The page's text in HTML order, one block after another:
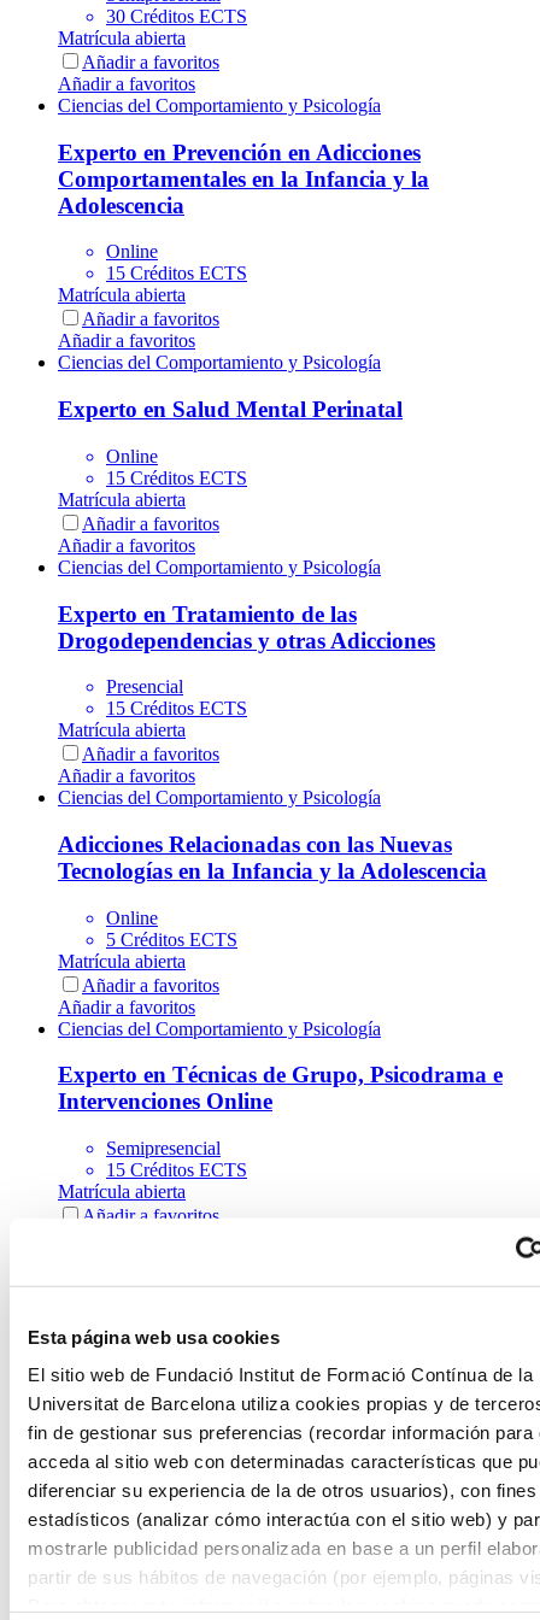
Esta página web usa cookies
El sitio web de Fundació Institut de Formació Contínua de la
Universitat de Barcelona utiliza cookies propias y de
fin de gestionar sus preferencias (recordar información para
acceda al sitio web con determinadas características que
diferenciar su experiencia de la de otros usuarios), con fines
estadísticos (analizar cómo interactúa con el sitio web) y
mostrarle publicidad personalizada en base a un perfil
partir de sus hábitos de navegación (por ejemplo, páginas
30 Créditos ECTS
Matrícula abierta
Añadir a favoritos
Añadir a favoritos
Ciencias del Comportamiento y Psicología
Experto en Prevención en Adicciones
Comportamentales en la Infancia y la
Adolescencia
Online
15 Créditos ECTS
Matrícula abierta
Añadir a favoritos
Añadir a favoritos
Ciencias del Comportamiento y Psicología
Experto en Salud Mental Perinatal
Online
15 Créditos ECTS
Matrícula abierta
Añadir a favoritos
Añadir a favoritos
Ciencias del Comportamiento y Psicología
Experto en Tratamiento de las
Drogodependencias y otras Adicciones
Presencial
15 Créditos ECTS
Matrícula abierta
Añadir a favoritos
Añadir a favoritos
Ciencias del Comportamiento y Psicología
Adicciones Relacionadas con las Nuevas
Tecnologías en la Infancia y la Adolescencia
Online
5 Créditos ECTS
Matrícula abierta
Añadir a favoritos
Añadir a favoritos
Ciencias del Comportamiento y Psicología
Experto en Técnicas de Grupo, Psicodrama e
Intervenciones Online
Semipresencial
15 Créditos ECTS
Matrícula abierta
Añadir a favoritos
Final de Vida
Online
6 Créditos ECTS
Matrícula abierta
Añadir a favoritos
Añadir a favoritos
Ciencias del Comportamiento y Psicología
Máster en Atención Temprana y Familia
Semipresencial